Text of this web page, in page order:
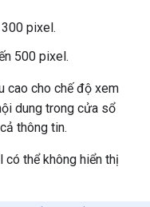
pixel.
500 pixel.
cao cho chế độ xem
dung trong cửa sổ
thông tin.
có thể không hiển thị